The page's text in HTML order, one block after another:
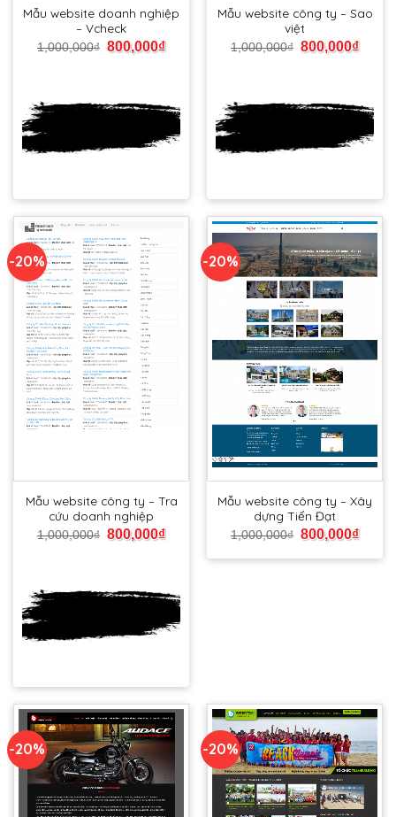
Mẫu website doanh nghiệp
– Vcheck
1,000,000₫ 800,000₫
Xem
DEMO
Mẫu website công ty – Sao
việt
1,000,000₫ 800,000₫
Xem
DEMO
-20%
Mẫu website công ty – Tra
cứu doanh nghiệp
1,000,000₫ 800,000₫
Xem
DEMO
-20%
Mẫu website công ty – Xây
dựng Tiến Đạt
1,000,000₫ 800,000₫
-20% -20%